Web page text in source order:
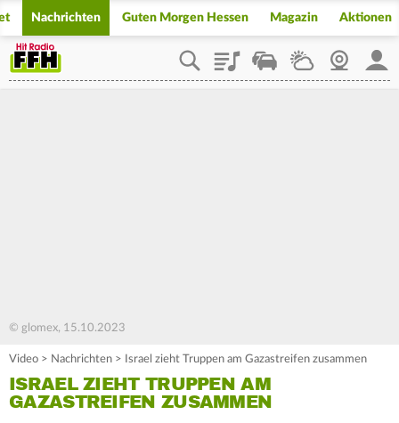
Nachrichten Guten Morgen Hessen Magazin Aktionen
PlaylistStaupilotWetterWebcam
© glomex, 15.10.2023
Video > Nachrichten > Israel zieht Truppen am Gazastreifen zusammen
ISRAEL ZIEHT TRUPPEN AM
GAZASTREIFEN ZUSAMMEN